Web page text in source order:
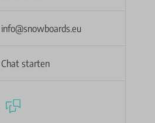
info@snowboards.eu
Chat starten